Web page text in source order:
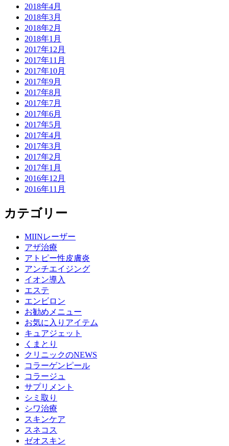
2018年4月
2018年3月
2018年2月
2018年1月
2017年12月
2017年11月
2017年10月
2017年9月
2017年8月
2017年7月
2017年6月
2017年5月
2017年4月
2017年3月
2017年2月
2017年1月
2016年12月
2016年11月
カテゴリー
MIINレーザー
アザ治療
アトピー性皮膚炎
アンチエイジング
イオン導入
エステ
エンビロン
お勧めメニュー
お気に入りアイテム
キュアジェット
くまとり
クリニックのNEWS
コラーゲンピール
コラージュ
サプリメント
シミ取り
シワ治療
スキンケア
スネコス
ゼオスキン